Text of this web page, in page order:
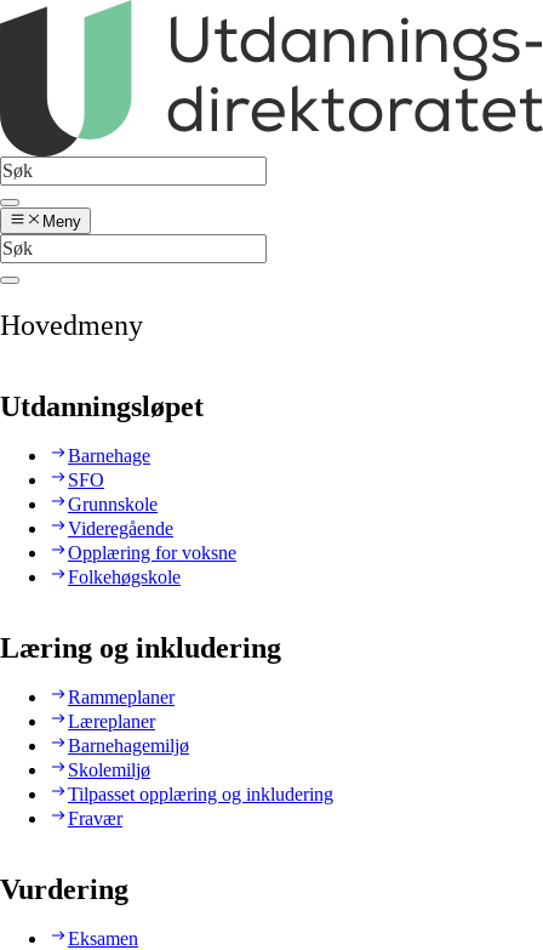
Meny
Hovedmeny
Utdanningsløpet
Barnehage
SFO
Grunnskole
Videregående
Opplæring for voksne
Folkehøgskole
Læring og inkludering
Rammeplaner
Læreplaner
Barnehagemiljø
Skolemiljø
Tilpasset opplæring og inkludering
Fravær
Vurdering
Eksamen